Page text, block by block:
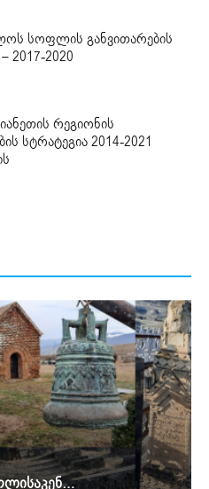
სოფლის განვითარების
2017-2020
რეგიონის
სტრატეგია 2014-2021